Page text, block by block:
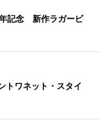
記念 新作ラガービ
トワネット・スタイ